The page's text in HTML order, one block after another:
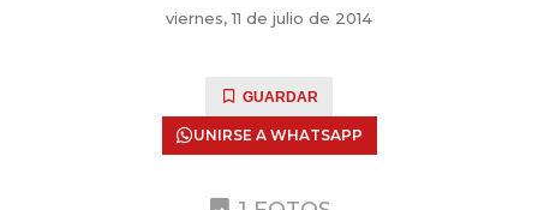
viernes, 11 de julio de 2014
GUARDAR
UNIRSE A WHATSAPP